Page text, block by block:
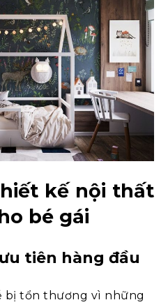
kế nội thất
bé gái
tiên hàng đầu
bị tổn thương vì những